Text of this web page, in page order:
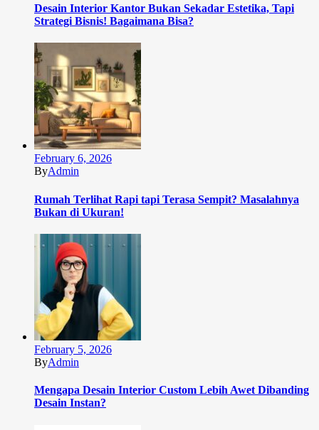
Desain Interior Kantor Bukan Sekadar Estetika, Tapi
Strategi Bisnis! Bagaimana Bisa?
February 6, 2026
ByAdmin
Rumah Terlihat Rapi tapi Terasa Sempit? Masalahnya
Bukan di Ukuran!
February 5, 2026
ByAdmin
Mengapa Desain Interior Custom Lebih Awet Dibanding
Desain Instan?